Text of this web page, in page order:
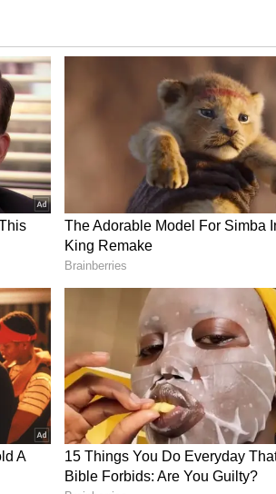
உள்ளது. நல்ல நிதி நிலைமையை
கணவன் மனைவி உறவு